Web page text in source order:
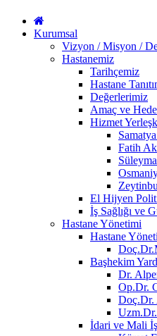
Kurumsal
Vizyon / Misyon /
Hastanemiz
Tarihçemiz
Hastane
Değerlerimiz
Amaç ve
Hizmet
Fatih
El Hijyen
İş Sağlığı ve
Hastane Yönetimi
Hastane
Başhekim
Dr.
Op.Dr.
Doç.Dr.
İdari ve Mali